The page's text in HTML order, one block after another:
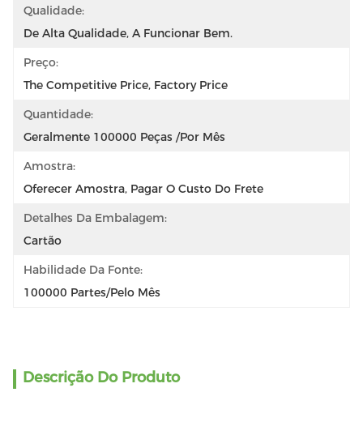
Qualidade:
De Alta Qualidade, A Funcionar Bem.
Preço:
The Competitive Price, Factory Price
Quantidade:
Geralmente 100000 Peças /por Mês
Amostra:
Oferecer Amostra, Pagar O Custo Do Frete
Detalhes Da Embalagem:
Cartão
Habilidade Da Fonte:
100000 Partes/pelo Mês
Descrição Do Produto